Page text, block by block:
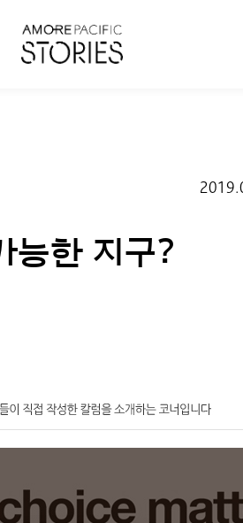
능한 지구?